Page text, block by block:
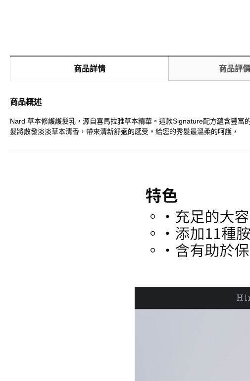
商品詳情 商品評價
商品概述
Nard 草本修護護髮乳，源自喜馬拉雅草本精華。這款Signature配方蘊含豐
髮將散發淡淡草本清香，帶來清新舒適的感受。給您的秀髮最溫柔的呵護，